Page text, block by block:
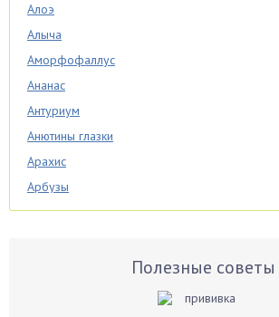
Алоэ
Алыча
Аморфофаллус
Ананас
Антуриум
Анютины глазки
Арахис
Арбузы
Аспарагус
Полезные советы